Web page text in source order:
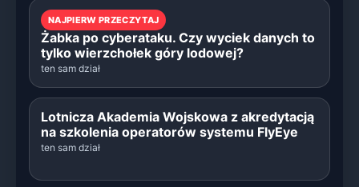
NAJPIERW PRZECZYTAJ
Żabka po cyberataku. Czy wyciek danych to
tylko wierzchołek góry lodowej?
ten sam dział
Lotnicza Akademia Wojskowa z akredytacją
na szkolenia operatorów systemu FlyEye
ten sam dział